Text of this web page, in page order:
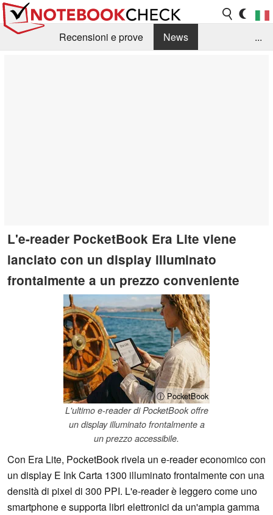
Recensioni e prove
News
...
L'e-reader PocketBook Era Lite viene
lanciato con un display illuminato
frontalmente a un prezzo conveniente
ⓘ PocketBook
L'ultimo e-reader di PocketBook offre
un display illuminato frontalmente a
un prezzo accessibile.
Con Era Lite, PocketBook rivela un e-reader economico con
un display E Ink Carta 1300 illuminato frontalmente con una
densità di pixel di 300 PPI. L'e-reader è leggero come uno
smartphone e supporta libri elettronici da un'ampia gamma